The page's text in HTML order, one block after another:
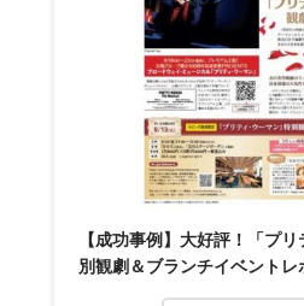
【成功事例】大好評！「プ
別観劇＆ブランチイベントレ